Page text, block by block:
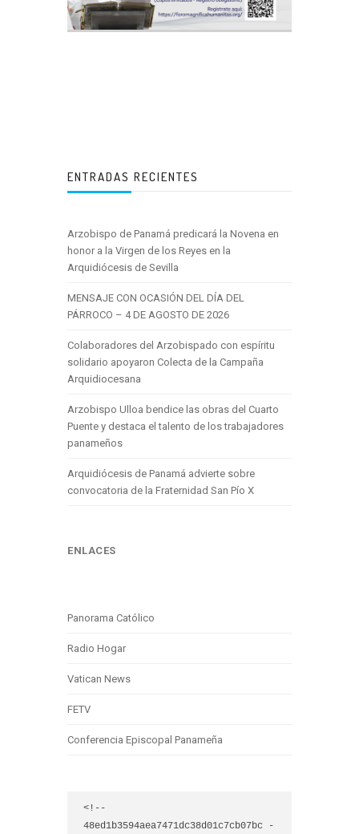
ENTRADAS RECIENTES
Arzobispo de Panamá predicará la Novena en
honor a la Virgen de los Reyes en la
Arquidiócesis de Sevilla
MENSAJE CON OCASIÓN DEL DÍA DEL
PÁRROCO – 4 DE AGOSTO DE 2026
Colaboradores del Arzobispado con espíritu
solidario apoyaron Colecta de la Campaña
Arquidiocesana
Arzobispo Ulloa bendice las obras del Cuarto
Puente y destaca el talento de los trabajadores
panameños
Arquidiócesis de Panamá advierte sobre
convocatoria de la Fraternidad San Pío X
ENLACES
Panorama Católico
Radio Hogar
Vatican News
FETV
Conferencia Episcopal Panameña
<!--
48ed1b3594aea7471dc38d01c7cb07bc -